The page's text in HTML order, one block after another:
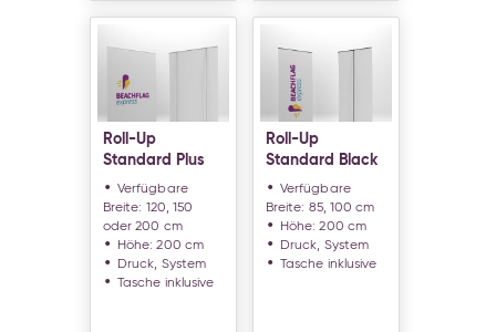
Roll-Up
Standard Plus
Verfügbare
Breite: 120, 150
oder 200 cm
Höhe: 200 cm
Druck, System
Tasche inklusive
Roll-Up
Standard Black
Verfügbare
Breite: 85, 100 cm
Höhe: 200 cm
Druck, System
Tasche inklusive